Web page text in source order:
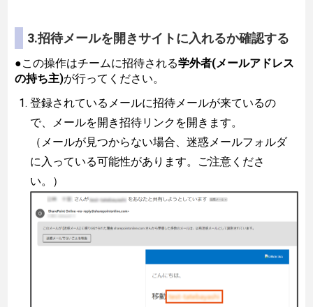
3.招待メールを開きサイトに入れるか確認する
●この操作はチームに招待される学外者(メールアドレス
の持ち主)が行ってください。
登録されているメールに招待メールが来ているの
で、メールを開き招待リンクを開きます。
（メールが見つからない場合、迷惑メールフォルダ
に入っている可能性があります。ご注意くださ
い。）